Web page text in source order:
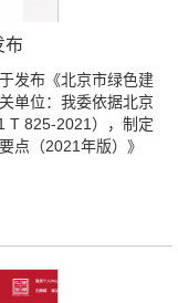
布
发布《北京市绿色建
单位：我委依据北京
T 825-2021），制定
点（2021年版）》